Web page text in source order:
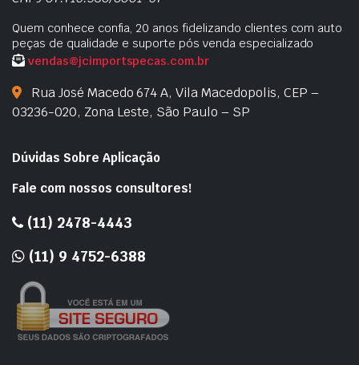
Quem conhece confia, 20 anos fidelizando clientes com auto
peças de qualidade e suporte pós venda especializado
vendas@jcimportspecas.com.br
Rua José Macedo 674 A, Vila Macedopolis, CEP –
03236-020, Zona Leste, São Paulo – SP
Dúvidas Sobre Aplicação
Fale com nossos consultores!
(11) 2478-4443
(11) 9 4752-6388